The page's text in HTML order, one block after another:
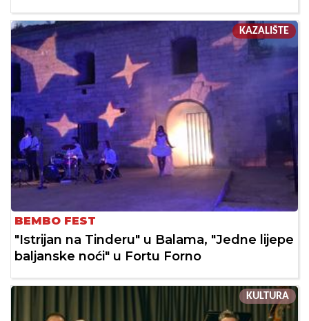
KAZALIŠTE
BEMBO FEST
"Istrijan na Tinderu" u Balama, "Jedne lijepe
baljanske noći" u Fortu Forno
KULTURA